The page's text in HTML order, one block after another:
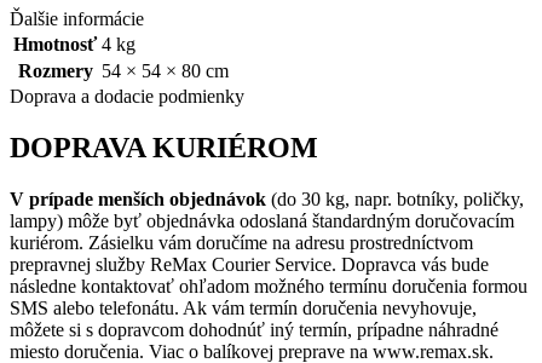
Ďalšie informácie
Hmotnosť 4 kg
Rozmery 54 × 54 × 80 cm
Doprava a dodacie podmienky
DOPRAVA KURIÉROM
V prípade menších objednávok (do 30 kg, napr. botníky, poličky,
lampy) môže byť objednávka odoslaná štandardným doručovacím
kuriérom. Zásielku vám doručíme na adresu prostredníctvom
prepravnej služby ReMax Courier Service. Dopravca vás bude
následne kontaktovať ohľadom možného termínu doručenia formou
SMS alebo telefonátu. Ak vám termín doručenia nevyhovuje,
môžete si s dopravcom dohodnúť iný termín, prípadne náhradné
miesto doručenia. Viac o balíkovej preprave na www.remax.sk.